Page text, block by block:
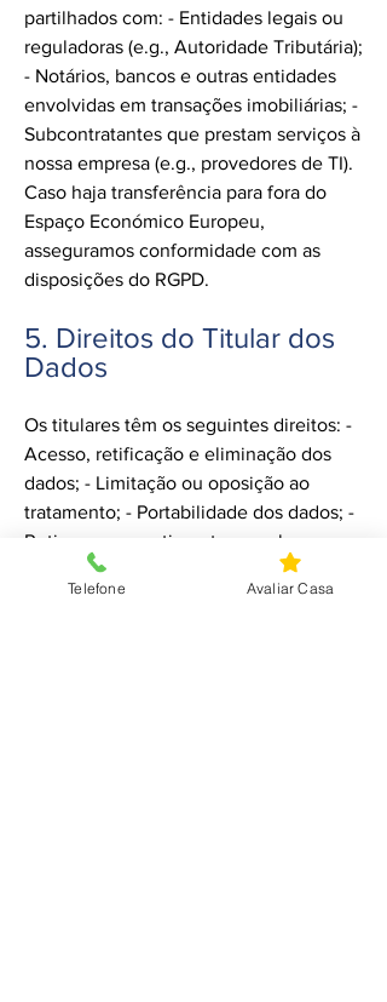
partilhados com: - Entidades legais ou
reguladoras (e.g., Autoridade Tributária);
- Notários, bancos e outras entidades
envolvidas em transações imobiliárias; -
Subcontratantes que prestam serviços à
nossa empresa (e.g., provedores de TI).
Caso haja transferência para fora do
Espaço Económico Europeu,
asseguramos conformidade com as
disposições do RGPD.
5. Direitos do Titular dos
Dados
Os titulares têm os seguintes direitos: -
Acesso, retificação e eliminação dos
dados; - Limitação ou oposição ao
tratamento; - Portabilidade dos dados; -
Retirar o consentimento a qualquer
momento, sem comprometer a
legalidade do tratamento anterior. Para
Telefone Avaliar Casa